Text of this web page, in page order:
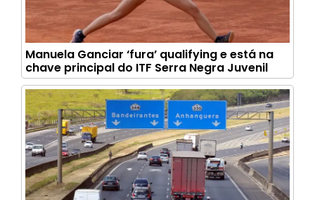
Manuela Ganciar ‘fura’ qualifying e está na
chave principal do ITF Serra Negra Juvenil